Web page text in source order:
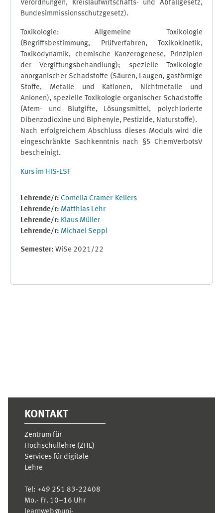
Verordnungen, Kreislaufwirtschafts- und Abfallgesetz,
Bundesimmissionsschutzgesetz).
Toxikologie: Allgemeine Toxikologie
(Begriffsbestimmung, Prüfverfahren, Toxikokinetik,
Toxikodynamik, chemische Kanzerogenese, Prinzipien
der Vergiftungsbehandlung); spezielle Toxikologie
anorganischer Schadstoffe (Säuren, Laugen, gasförmige
Stoffe, Metalle und Kationen, Nichtmetalle und
Anionen), spezielle Toxikologie organischer Schadstoffe
(Atem- und Blutgifte, Lösungsmittel, polychlorierte
Dibenzodioxine und Biphenyle, Pestizide, Naturstoffe).
Nach erfolgreichem Abschluss dieses Moduls wird die
eingeschränkte Sachkenntnis nach §5 ChemVerbotsV
bescheinigt.
Kurs im HIS-LSF
Lehrende/r: Cornelia Cramer-Kellers
Lehrende/r: Matthias Lehr
Lehrende/r: Klaus Müller
Lehrende/r: Michael Seppi
Semester: WiSe 2021/22
KONTAKT
Zentrum für
Hochschullehre (ZHL)
Services für digitale
Lehre
Tel: +49 251 83-22408
Mo.- Fr. 10–16 Uhr